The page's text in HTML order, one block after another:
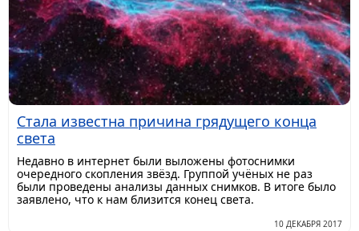
Стала известна причина грядущего конца
света
Недавно в интернет были выложены фотоснимки
очередного скопления звёзд. Группой учёных не раз
были проведены анализы данных снимков. В итоге было
заявлено, что к нам близится конец света.
10 ДЕКАБРЯ 2017